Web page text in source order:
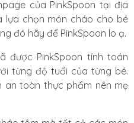
của PinkSpoon tại địa
lựa chọn món cháo cho bé
đó hãy để PinkSpoon lo ạ.
được PinkSpoon tính toán
từng độ tuổi của từng bé.
toàn thực phẩm nên mẹ